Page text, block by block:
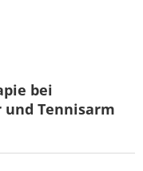
bei
und Tennisarm